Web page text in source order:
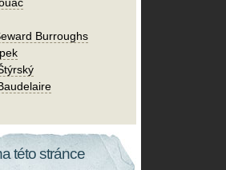
Burroughs
této stránce